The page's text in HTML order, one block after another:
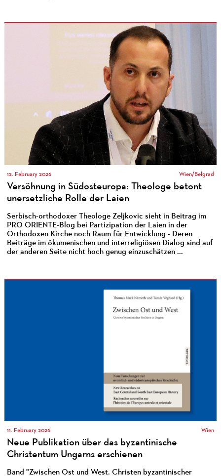
12. February 2026 Wien/Belgrad
Versöhnung in Südosteuropa: Theologe betont
unersetzliche Rolle der Laien
Serbisch-orthodoxer Theologe Zeljkovic sieht in Beitrag im
PRO ORIENTE-Blog bei Partizipation der Laien in der
Orthodoxen Kirche noch Raum für Entwicklung - Deren
Beiträge im ökumenischen und interreligiösen Dialog sind auf
der anderen Seite nicht hoch genug einzuschätzen ...
11. February 2026 Wien
Neue Publikation über das byzantinische
Christentum Ungarns erschienen
Band "Zwischen Ost und West. Christen byzantinischer